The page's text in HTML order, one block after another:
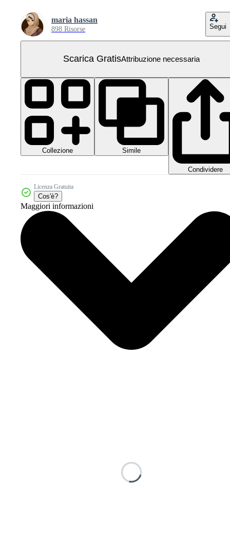
maria hassan
898 Risorse Segui
Scarica GratisAttribuzione necessaria
Collezione Simile
Condividere
Licenza Gratuita
Cos'è?
Maggiori informazioni